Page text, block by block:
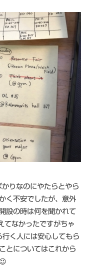
りなのにやたらとやら
く不安でしたが、意外
設の時は何を聞かれて
てなかったですがちゃ
く人には安心してもら
とについてはこれから